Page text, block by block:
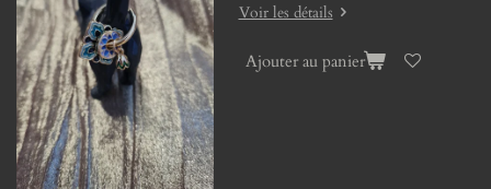
Voir les détails
Ajouter au panier